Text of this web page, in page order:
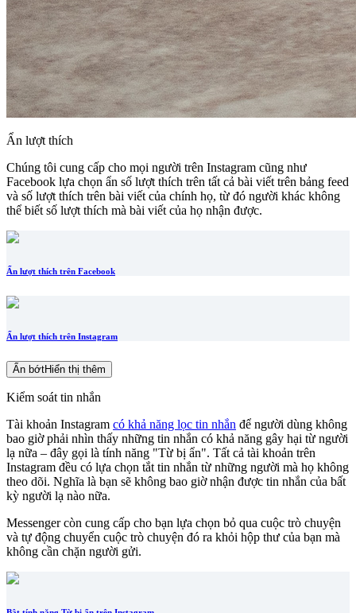
Ẩn lượt thích
Chúng tôi cung cấp cho mọi người trên Instagram cũng như
Facebook lựa chọn ẩn số lượt thích trên tất cả bài viết trên bảng feed
và số lượt thích trên bài viết của chính họ, từ đó người khác không
thể biết số lượt thích mà bài viết của họ nhận được.
Ẩn lượt thích trên Facebook
Ẩn lượt thích trên Instagram
Ẩn bớtHiển thị thêm
Kiểm soát tin nhắn
Tài khoản Instagram có khả năng lọc tin nhắn để người dùng không
bao giờ phải nhìn thấy những tin nhắn có khả năng gây hại từ người
lạ nữa – đây gọi là tính năng "Từ bị ẩn". Tất cả tài khoản trên
Instagram đều có lựa chọn tắt tin nhắn từ những người mà họ không
theo dõi. Nghĩa là bạn sẽ không bao giờ nhận được tin nhắn của bất
kỳ người lạ nào nữa.
Messenger còn cung cấp cho bạn lựa chọn bỏ qua cuộc trò chuyện
và tự động chuyển cuộc trò chuyện đó ra khỏi hộp thư của bạn mà
không cần chặn người gửi.